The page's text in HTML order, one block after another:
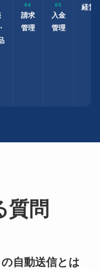
04
請求
管理
05
入金
管理
経営
質問
自動送信とは